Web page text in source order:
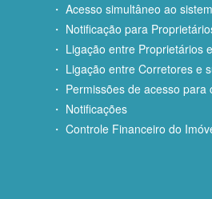
・ Acesso simultâneo ao
・ Notificação para
・ Ligação entre Proprietários
・ Ligação entre Corretores e
・ Permissões de acesso para
・ Notificações
・ Controle Financeiro do